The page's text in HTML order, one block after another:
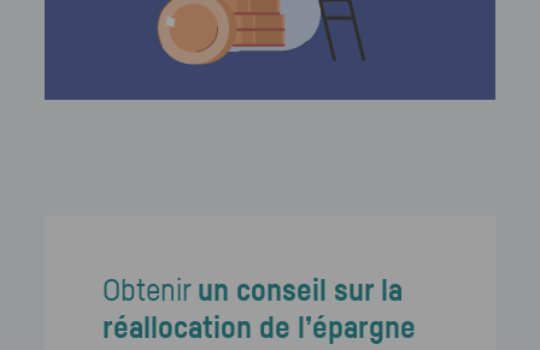
Obtenir un conseil sur la
réallocation de l’épargne